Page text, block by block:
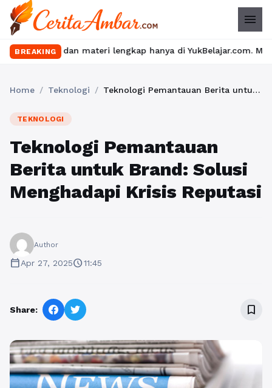
menu
BREAKING
materi lengkap hanya di YukBelajar.com. Mulai
Home / Teknologi / Teknologi Pemantauan Berita untuk Brand: Solusi Menghadapi Krisis Reputasi
TEKNOLOGI
Teknologi Pemantauan
Berita untuk Brand: Solusi
Menghadapi Krisis Reputasi
Author
calendar_todayApr 27, 2025schedule11:45
Share: bookmark_border